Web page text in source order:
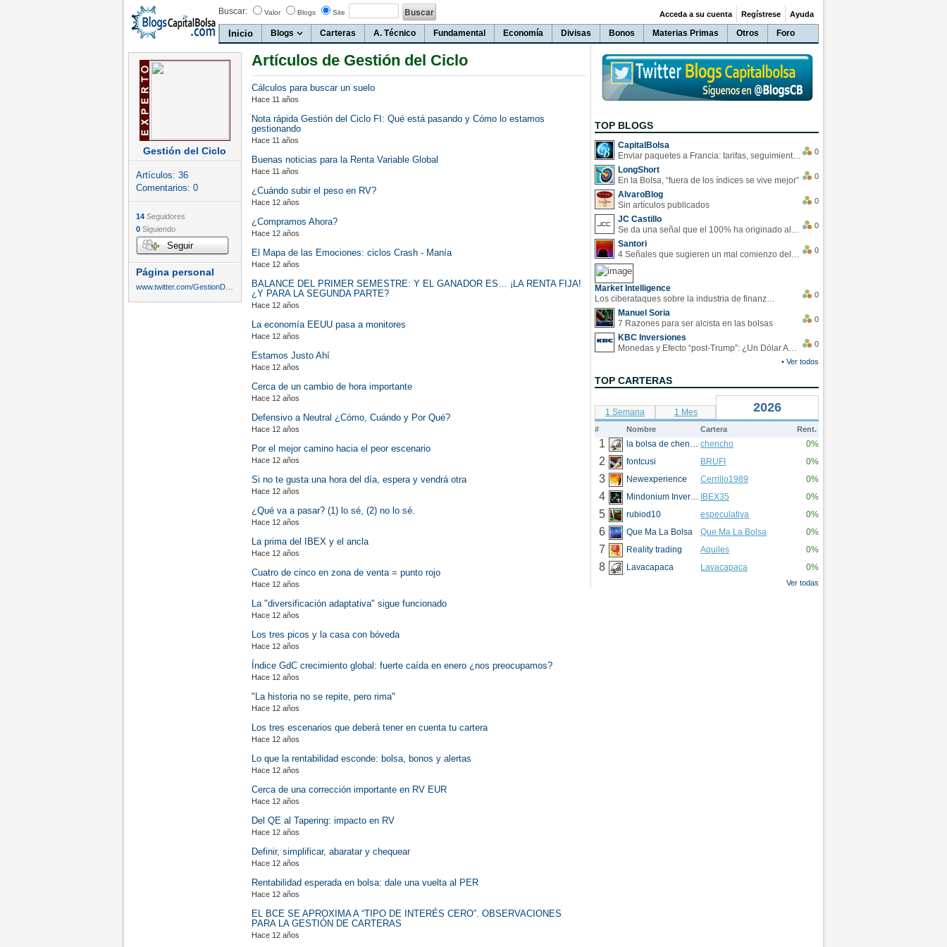
Buscar: Valor Blogs Site
Inicio Blogs Carteras A. Técnico Fundamental Economía Divisas Bonos Materias Primas Otros Foro
Acceda a su cuenta Regístrese Ayuda
Gestión del Ciclo
Artículos: 36
Comentarios: 0
14 Seguidores
0 Siguiendo
Seguir
Página personal
Artículos de Gestión del Ciclo
Cálculos para buscar un suelo
Hace 11 años
Nota rápida Gestión del Ciclo FI: Qué está pasando y Cómo lo estamos
gestionando
Hace 11 años
Buenas noticias para la Renta Variable Global
Hace 11 años
¿Cuándo subir el peso en RV?
Hace 12 años
¿Compramos Ahora?
Hace 12 años
El Mapa de las Emociones: ciclos Crash - Manía
Hace 12 años
BALANCE DEL PRIMER SEMESTRE: Y EL GANADOR ES… ¡LA RENTA FIJA!
¿Y PARA LA SEGUNDA PARTE?
Hace 12 años
La economía EEUU pasa a monitores
Hace 12 años
Estamos Justo Ahí
Hace 12 años
Cerca de un cambio de hora importante
Hace 12 años
Defensivo a Neutral ¿Cómo, Cuándo y Por Qué?
Hace 12 años
Por el mejor camino hacia el peor escenario
Hace 12 años
Si no te gusta una hora del día, espera y vendrá otra
Hace 12 años
¿Qué va a pasar? (1) lo sé, (2) no lo sé.
Hace 12 años
La prima del IBEX y el ancla
Hace 12 años
Cuatro de cinco en zona de venta = punto rojo
Hace 12 años
La "diversificación adaptativa" sigue funcionado
Hace 12 años
Los tres picos y la casa con bóveda
Hace 12 años
Índice GdC crecimiento global: fuerte caída en enero ¿nos preocupamos?
Hace 12 años
"La historia no se repite, pero rima"
Hace 12 años
Los tres escenarios que deberá tener en cuenta tu cartera
Hace 12 años
Lo que la rentabilidad esconde: bolsa, bonos y alertas
Hace 12 años
Cerca de una corrección importante en RV EUR
Hace 12 años
Del QE al Tapering: impacto en RV
Hace 12 años
Definir, simplificar, abaratar y chequear
Hace 12 años
Rentabilidad esperada en bolsa: dale una vuelta al PER
Hace 12 años
EL BCE SE APROXIMA A “TIPO DE INTERÉS CERO”. OBSERVACIONES
PARA LA GESTIÓN DE CARTERAS
Hace 12 años
TOP BLOGS
CapitalBolsa
Enviar paquetes a Francia: tarifas, seguimiento y ventajas destacadas
0
LongShort
En la Bolsa, “fuera de los índices se vive mejor”
0
AlvaroBlog
Sin artículos publicados
0
JC Castillo
Se da una señal que el 100% ha originado alzas en las bolsas
0
Santori
4 Señales que sugieren un mal comienzo del 3T de la economía EEUU
0
Market Intelligence
Los ciberataques sobre la industria de finanzas se han duplicado este año
0
Manuel Soria
7 Razones para ser alcista en las bolsas
0
KBC Inversiones
Monedas y Efecto “post-Trump”: ¿Un Dólar Americano operando en rangos?
0
• Ver todos
TOP CARTERAS
1 Semana 1 Mes 2026
# Nombre Cartera Rent.
1 la bolsa de chencho chencho 0%
2 fontcusi BRUFI 0%
3 Newexperience Cerrillo1989 0%
4 Mindonium Inversions IBEX35 0%
5 rubiod10 especulativa 0%
6 Que Ma La Bolsa Que Ma La Bolsa 0%
7 Reality trading Aquiles 0%
8 Lavacapaca Lavacapaca 0%
Ver todas